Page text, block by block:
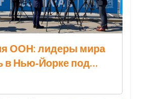
ООН: лидеры мира
в Нью‑Йорке под
Анналены Бербок